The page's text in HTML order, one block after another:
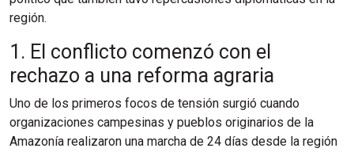
región.
1. El conflicto comenzó con el
rechazo a una reforma agraria
Uno de los primeros focos de tensión surgió cuando
organizaciones campesinas y pueblos originarios de la
Amazonía realizaron una marcha de 24 días desde la región